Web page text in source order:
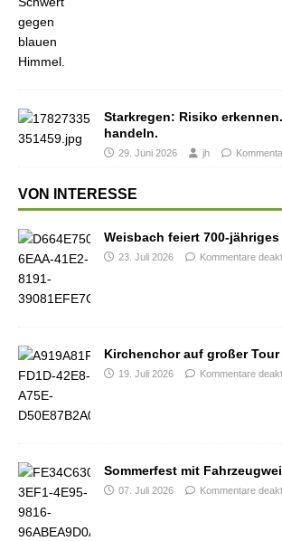
Starkregen: Risiko
handeln.
29. Juni 2026 jh
VON INTERESSE
Weisbach feiert 700-
23. Juli 2026 Kommentare
Kirchenchor auf großer Tour
19. Juli 2026 Kommentare
Sommerfest mit
07. Juli 2026 Kommentare